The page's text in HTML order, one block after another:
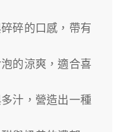
碎的口感，帶有
的涼爽，適合喜
汁，營造出一種